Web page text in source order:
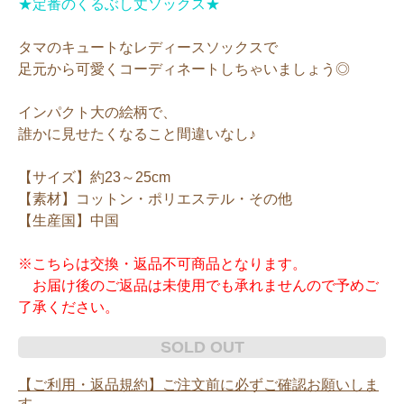
★定番のくるぶし丈ソックス★
タマのキュートなレディースソックスで
足元から可愛くコーディネートしちゃいましょう◎
インパクト大の絵柄で、
誰かに見せたくなること間違いなし♪
【サイズ】約23～25cm
【素材】コットン・ポリエステル・その他
【生産国】中国
※こちらは交換・返品不可商品となります。
お届け後のご返品は未使用でも承れませんので予めご
了承ください。
SOLD OUT
【ご利用・返品規約】ご注文前に必ずご確認お願いしま